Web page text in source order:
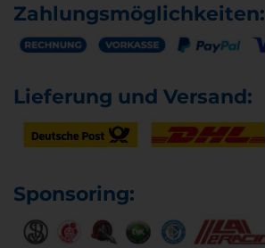
Zahlungsmöglichkeiten:
Lieferung und Versand:
Sponsoring: